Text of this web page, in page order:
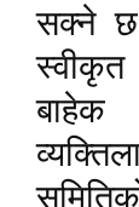
सक्ने छ
स्वीकृत
बाहेक